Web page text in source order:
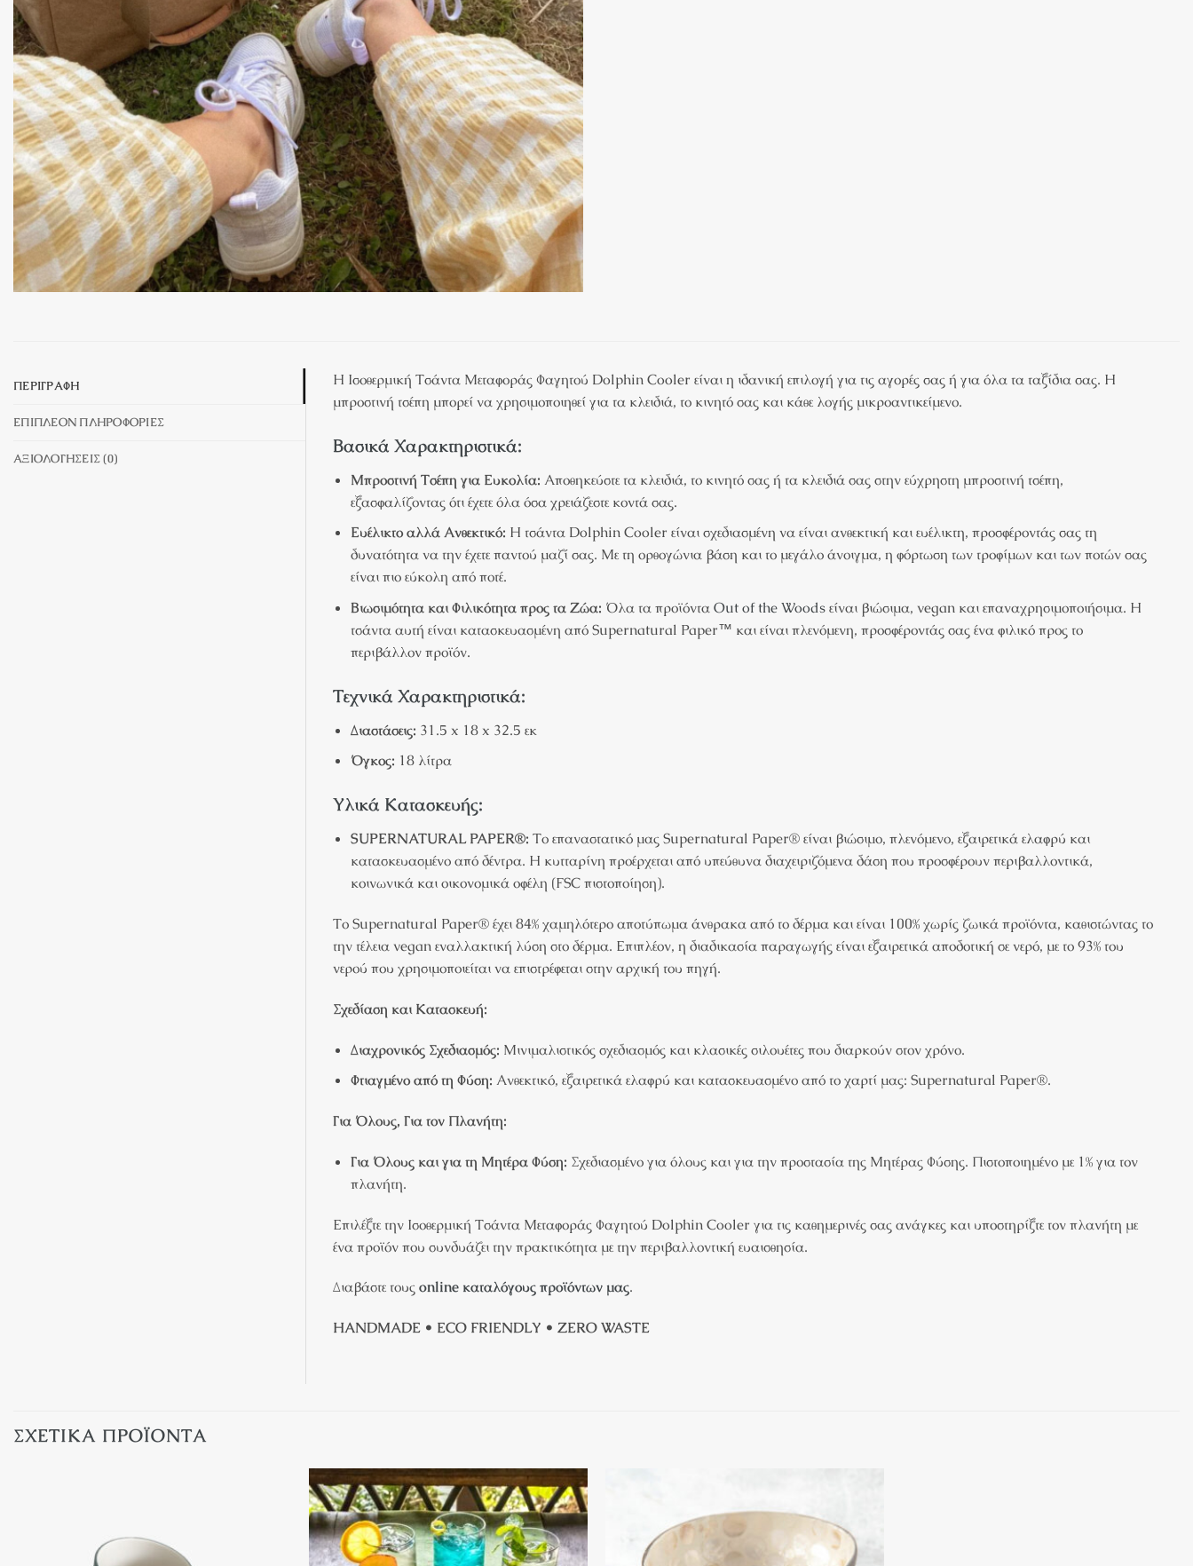
ΠΕΡΙΓΡΑΦΉ
ΕΠΙΠΛΈΟΝ ΠΛΗΡΟΦΟΡΊΕΣ
ΑΞΙΟΛΟΓΉΣΕΙΣ (0)
Η Ισοθερμική Τσάντα Μεταφοράς Φαγητού Dolphin Cooler είναι η ιδανική επιλογή για τις αγορές σας ή για όλα τα ταξίδια σας. Η
μπροστινή τσέπη μπορεί να χρησιμοποιηθεί για τα κλειδιά, το κινητό σας και κάθε λογής μικροαντικείμενο.
Βασικά Χαρακτηριστικά:
Μπροστινή Τσέπη για Ευκολία: Αποθηκεύστε τα κλειδιά, το κινητό σας ή τα κλειδιά σας στην εύχρηστη μπροστινή τσέπη,
εξασφαλίζοντας ότι έχετε όλα όσα χρειάζεστε κοντά σας.
Ευέλικτο αλλά Ανθεκτικό: Η τσάντα Dolphin Cooler είναι σχεδιασμένη να είναι ανθεκτική και ευέλικτη, προσφέροντάς σας τη
δυνατότητα να την έχετε παντού μαζί σας. Με τη ορθογώνια βάση και το μεγάλο άνοιγμα, η φόρτωση των τροφίμων και των ποτών σας
είναι πιο εύκολη από ποτέ.
Βιωσιμότητα και Φιλικότητα προς τα Ζώα: Όλα τα προϊόνταOut of the Woodsείναι βιώσιμα, vegan και επαναχρησιμοποιήσιμα. Η
τσάντα αυτή είναι κατασκευασμένη από Supernatural Paper™ και είναι πλενόμενη, προσφέροντάς σας ένα φιλικό προς το
περιβάλλον προϊόν.
Τεχνικά Χαρακτηριστικά:
Διαστάσεις: 31.5 x 18 x 32.5 εκ
Όγκος: 18 λίτρα
Υλικά Κατασκευής:
SUPERNATURAL PAPER®: Το επαναστατικό μας Supernatural Paper® είναι βιώσιμο, πλενόμενο, εξαιρετικά ελαφρύ και
κατασκευασμένο από δέντρα. Η κυτταρίνη προέρχεται από υπεύθυνα διαχειριζόμενα δάση που προσφέρουν περιβαλλοντικά,
κοινωνικά και οικονομικά οφέλη (FSC πιστοποίηση).
Το Supernatural Paper® έχει 84% χαμηλότερο αποτύπωμα άνθρακα από το δέρμα και είναι 100% χωρίς ζωικά προϊόντα, καθιστώντας το
την τέλεια vegan εναλλακτική λύση στο δέρμα. Επιπλέον, η διαδικασία παραγωγής είναι εξαιρετικά αποδοτική σε νερό, με το 93% του
νερού που χρησιμοποιείται να επιστρέφεται στην αρχική του πηγή.
Σχεδίαση και Κατασκευή:
Διαχρονικός Σχεδιασμός: Μινιμαλιστικός σχεδιασμός και κλασικές σιλουέτες που διαρκούν στον χρόνο.
Φτιαγμένο από τη Φύση: Ανθεκτικό, εξαιρετικά ελαφρύ και κατασκευασμένο από το χαρτί μας: Supernatural Paper®.
Για Όλους, Για τον Πλανήτη:
Για Όλους και για τη Μητέρα Φύση: Σχεδιασμένο για όλους και για την προστασία της Μητέρας Φύσης. Πιστοποιημένο με 1% για τον
πλανήτη.
Επιλέξτε την Ισοθερμική Τσάντα Μεταφοράς Φαγητού Dolphin Cooler για τις καθημερινές σας ανάγκες και υποστηρίξτε τον πλανήτη με
ένα προϊόν που συνδυάζει την πρακτικότητα με την περιβαλλοντική ευαισθησία.
Διαβάστε τουςonline καταλόγους προϊόντων μας.
HANDMADE • ECO FRIENDLY • ZERO WASTE
ΣΧΕΤΙΚΆ ΠΡΟΪΌΝΤΑ
Πρόσθήκη
στην λίστα
επιθυμιών
Πρόσθήκη
στην λίστα
επιθυμιών